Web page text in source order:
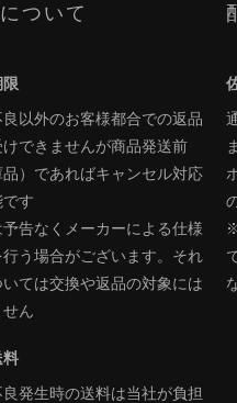
ついて
以外のお客様都合での返品
けできませんが商品発送前
品）であればキャンセル対応
す
告なくメーカーによる仕様
う場合がございます。それ
いては交換や返品の対象には
ん
料
発生時の送料は当社が負担